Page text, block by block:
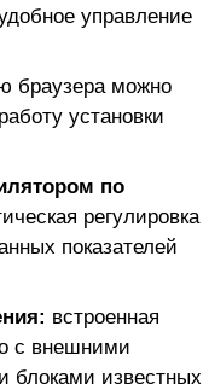
управление
браузера можно
установки
по
регулировка
показателей
встроенная
с внешними
блоками известных